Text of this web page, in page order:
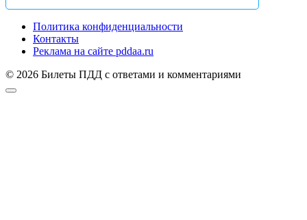
Политика конфиденциальности
Контакты
Реклама на сайте pddaa.ru
© 2026 Билеты ПДД с ответами и комментариями